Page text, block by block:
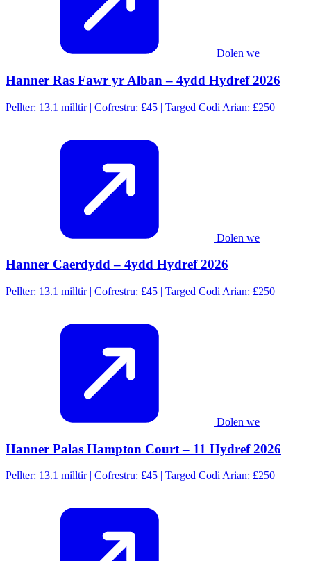
Dolen we
Hanner Ras Fawr yr Alban – 4ydd Hydref 2026
Pellter: 13.1 milltir | Cofrestru: £45 | Targed Codi Arian: £250
Dolen we
Hanner Caerdydd – 4ydd Hydref 2026
Pellter: 13.1 milltir | Cofrestru: £45 | Targed Codi Arian: £250
Dolen we
Hanner Palas Hampton Court – 11 Hydref 2026
Pellter: 13.1 milltir | Cofrestru: £45 | Targed Codi Arian: £250